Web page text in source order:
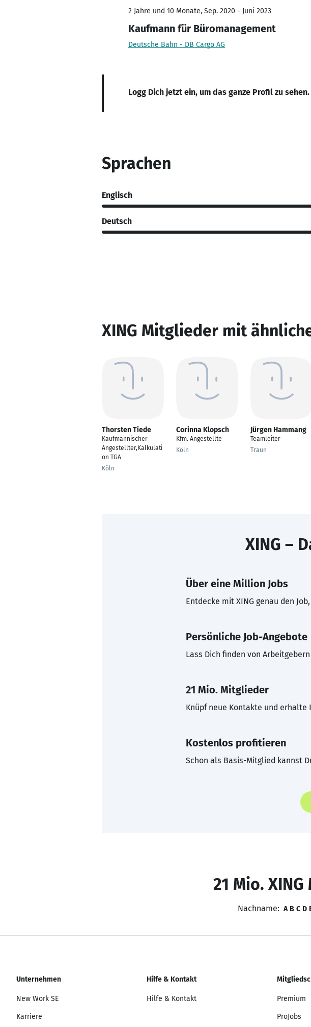
2 Jahre und 10 Monate, Sep. 2020 - Juni 2023
Kaufmann für Büromanagement
Deutsche Bahn - DB Cargo AG
Logg Dich jetzt ein, um das ganze Profil zu sehen.
Sprachen
Englisch
Deutsch
XING Mitglieder mit
Thorsten Tiede
Kaufmännischer
Angestellter,Kalkulati
on TGA
Köln
Corinna Klopsch
Kfm. Angestellte
Köln
Jürgen Hammang
Teamleiter
Traun
XING –
Über eine Million Jobs
Entdecke mit XING genau den
Persönliche Job-Angebote
Lass Dich finden von
21 Mio. Mitglieder
Knüpf neue Kontakte und erhalte
Kostenlos profitieren
Schon als Basis-Mitglied kannst
21 Mio.
Nachname: A B C D
Unternehmen
New Work SE
Karriere
Hilfe & Kontakt
Hilfe & Kontakt Premium
ProJobs